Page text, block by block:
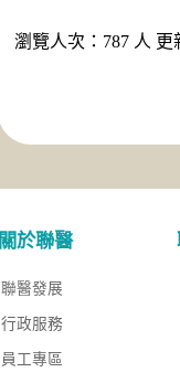
瀏覽人次：787 人 更
關於聯醫
聯醫發展
行政服務
員工專區